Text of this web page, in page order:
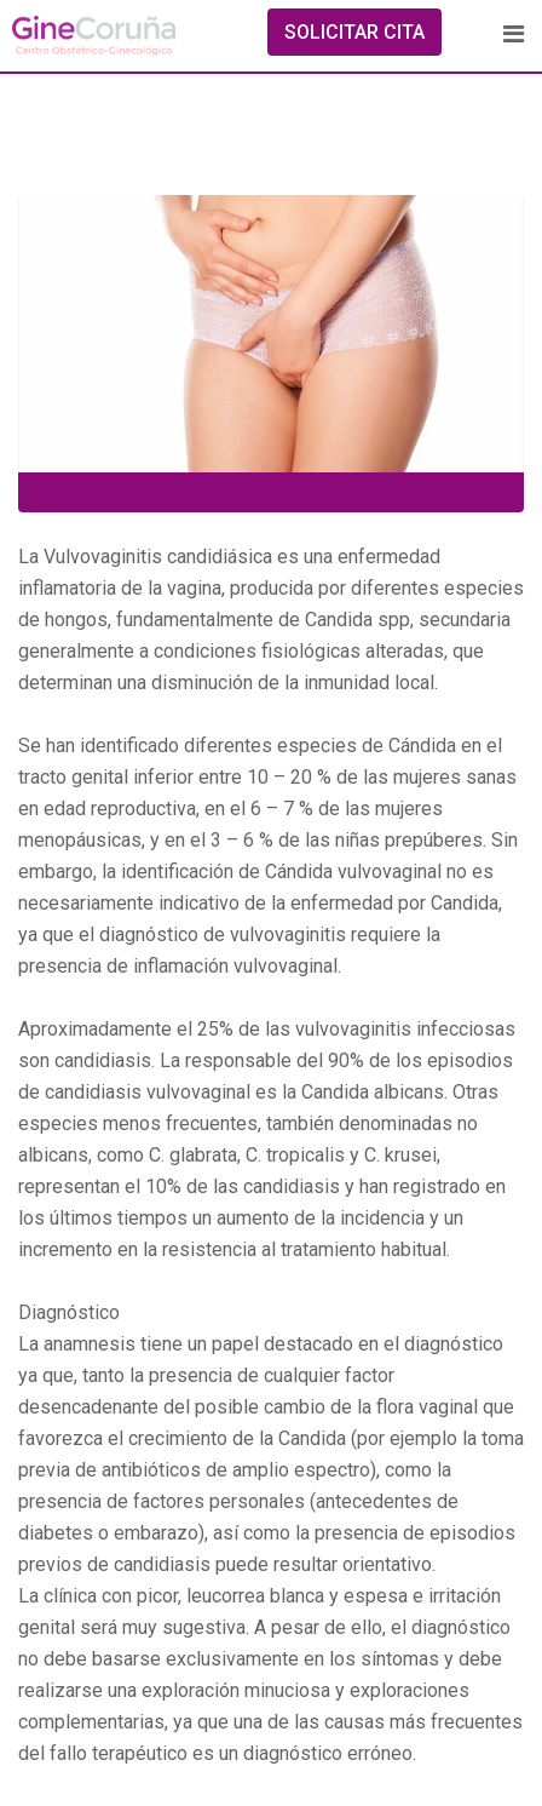
Skip
content
SOLICITAR CITA
La Vulvovaginitis candidiásica es una enfermedad
inflamatoria de la vagina, producida por diferentes especies
de hongos, fundamentalmente de Candida spp, secundaria
generalmente a condiciones fisiológicas alteradas, que
determinan una disminución de la inmunidad local.
Se han identificado diferentes especies de Cándida en el
tracto genital inferior entre 10 – 20 % de las mujeres sanas
en edad reproductiva, en el 6 – 7 % de las mujeres
menopáusicas, y en el 3 – 6 % de las niñas prepúberes. Sin
embargo, la identificación de Cándida vulvovaginal no es
necesariamente indicativo de la enfermedad por Candida,
ya que el diagnóstico de vulvovaginitis requiere la
presencia de inflamación vulvovaginal.
Aproximadamente el 25% de las vulvovaginitis infecciosas
son candidiasis. La responsable del 90% de los episodios
de candidiasis vulvovaginal es la Candida albicans. Otras
especies menos frecuentes, también denominadas no
albicans, como C. glabrata, C. tropicalis y C. krusei,
representan el 10% de las candidiasis y han registrado en
los últimos tiempos un aumento de la incidencia y un
incremento en la resistencia al tratamiento habitual.
Diagnóstico
La anamnesis tiene un papel destacado en el diagnóstico
ya que, tanto la presencia de cualquier factor
desencadenante del posible cambio de la flora vaginal que
favorezca el crecimiento de la Candida (por ejemplo la toma
previa de antibióticos de amplio espectro), como la
presencia de factores personales (antecedentes de
diabetes o embarazo), así como la presencia de episodios
previos de candidiasis puede resultar orientativo.
La clínica con picor, leucorrea blanca y espesa e irritación
genital será muy sugestiva. A pesar de ello, el diagnóstico
no debe basarse exclusivamente en los síntomas y debe
realizarse una exploración minuciosa y exploraciones
complementarias, ya que una de las causas más frecuentes
del fallo terapéutico es un diagnóstico erróneo.